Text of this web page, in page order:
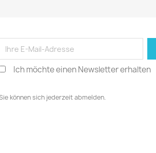
Ich möchte einen Newsletter erhalten
können sich jederzeit abmelden.